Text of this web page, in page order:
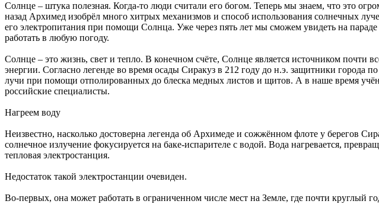
Солнце – штука полезная. Когда-то люди считали его богом. Теперь мы знаем, что это
назад Архимед изобрёл много хитрых механизмов и способ использования солнечных
его электропитания при помощи Солнца. Уже через пять лет мы сможем увидеть на
работать в любую погоду.
Солнце – это жизнь, свет и тепло. В конечном счёте, Солнце является источником почти
энергии. Согласно легенде во время осады Сиракуз в 212 году до н.э. защитники города
лучи при помощи отполированных до блеска медных листов и щитов. А в наше время
российские специалисты.
Нагреем воду
Неизвестно, насколько достоверна легенда об Архимеде и сожжённом флоте у берегов
солнечное излучение фокусируется на баке-испарителе с водой. Вода нагревается,
тепловая электростанция.
Недостаток такой электростанции очевиден.
Во-первых, она может работать в ограниченном числе мест на Земле, где почти круглый